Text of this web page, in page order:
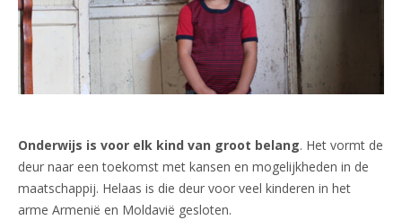
Onderwijs is voor elk kind van groot belang. Het vormt de
deur naar een toekomst met kansen en mogelijkheden in de
maatschappij. Helaas is die deur voor veel kinderen in het
arme Armenië en Moldavië gesloten.